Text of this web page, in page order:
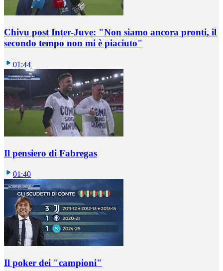
Chivu post Inter-Juve: "Non siamo ancora pronti, il
secondo tempo non mi è piaciuto"
01:44
Il pensiero di Fabregas
01:40
Il poker dei "campioni"